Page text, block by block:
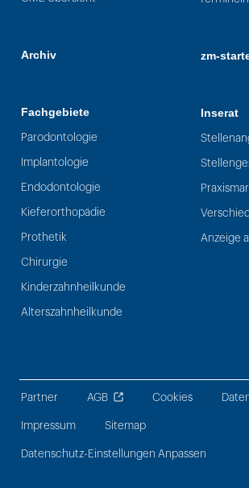
Archiv
Fachgebiete
Parodontologie
Implantologie
Endodontologie
Kieferorthopädie
Prothetik
Chirurgie
Kinderzahnheilkunde
Alterszahnheilkunde
zm-
Inserat
Anzeige
Partner AGB Cookies
Impressum Sitemap
Datenschutz-Einstellungen Anpassen